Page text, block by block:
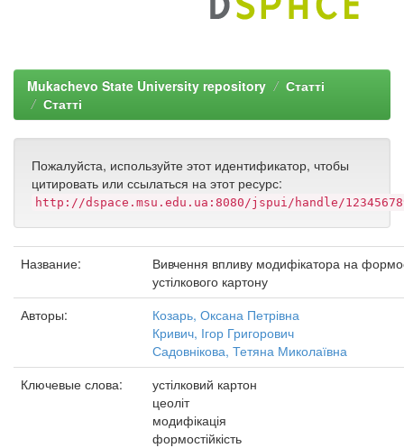
Mukachevo State University repository
Статті
Статті
Пожалуйста, используйте этот идентификатор, чтобы
цитировать или ссылаться на этот ресурс:
http://dspace.msu.edu.ua:8080/jspui/handle/
Название:
Вивчення впливу модифікатора на
устілкового картону
Авторы:
Козарь, Оксана Петрівна
Кривич, Ігор Григорович
Садовнікова, Тетяна Миколаївна
Ключевые слова:
устілковий картон
цеоліт
модифікація
формостійкість